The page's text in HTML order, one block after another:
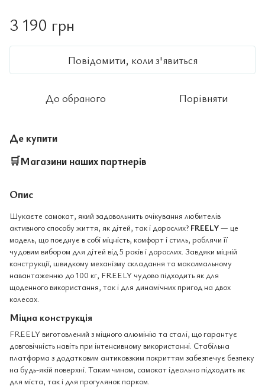
3 190 грн
Повідомити, коли з'явиться
До обраного Порівняти
Де купити
🛒Магазини наших партнерів
Опис
Шукаєте самокат, який задовольнить очікування любителів
активного способу життя, як дітей, так і дорослих? FREELY— це
модель, що поєднує в собі міцність, комфорт і стиль, роблячи її
чудовим вибором для дітей від 5 років і дорослих. Завдяки міцній
конструкції, швидкому механізму складання та максимальному
навантаженню до 100 кг, FREELY чудово підходить як для
щоденного використання, так і для динамічних пригод на двох
колесах.
Міцна конструкція
FREELY виготовлений з міцного алюмінію та сталі, що гарантує
довговічність навіть при інтенсивному використанні. Стабільна
платформа з додатковим антиковзким покриттям забезпечує безпеку
на будь-якій поверхні. Таким чином, самокат ідеально підходить як
для міста, так і для прогулянок парком.